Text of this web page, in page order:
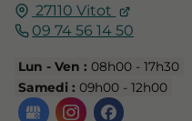
27110 Vitot
09 74 56 14 50
Lun - Ven : 08h00 - 17h30
Samedi : 09h00 - 12h00